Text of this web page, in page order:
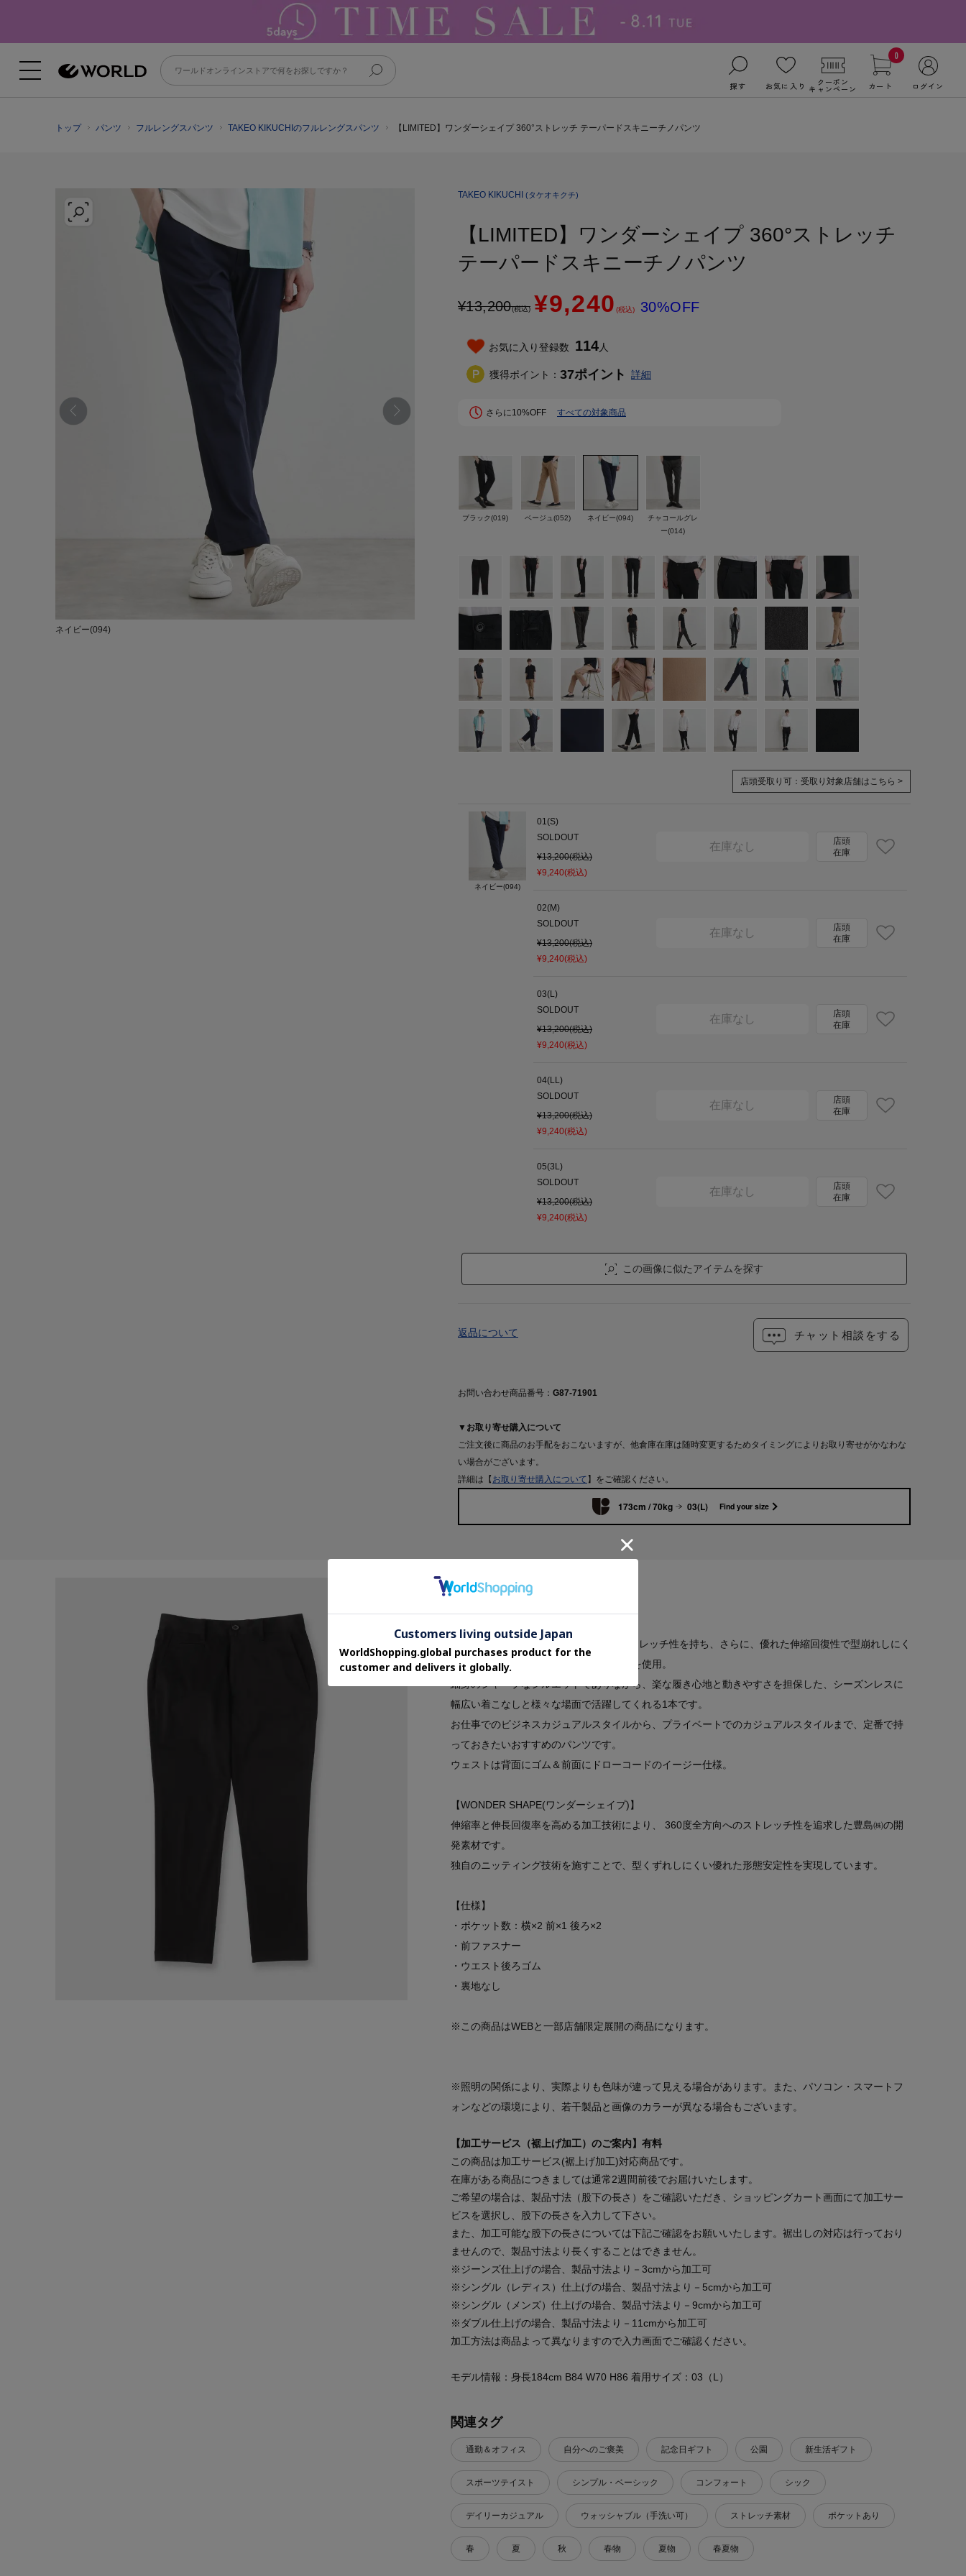
探す お気に入り クーポン
キャンペーン
0
カート ログイン
トップ パンツ フルレングスパンツ TAKEO KIKUCHIのフルレングスパンツ 【LIMITED】ワンダーシェイプ 360°ストレッチ テーパードスキニーチノパンツ
ネイビー(094)
TAKEO KIKUCHI (タケオキクチ)
【LIMITED】ワンダーシェイプ 360°ストレッチ
テーパードスキニーチノパンツ
¥13,200(税込) ¥9,240(税込) 30%OFF
お気に入り登録数 114人
獲得ポイント： 37ポイント 詳細
さらに10%OFF すべての対象商品
ブラック(019) ベージュ(052) ネイビー(094)
チャコールグレ
ー(014)
店頭受取り可： 受取り対象店舗はこちら >
ネイビー(094)
01(S)
SOLDOUT
¥13,200(税込)
¥9,240(税込)
在庫なし
店頭
在庫
02(M)
SOLDOUT
¥13,200(税込)
¥9,240(税込)
在庫なし
店頭
在庫
03(L)
SOLDOUT
¥13,200(税込)
¥9,240(税込)
在庫なし
店頭
在庫
04(LL)
SOLDOUT
¥13,200(税込)
¥9,240(税込)
在庫なし
店頭
在庫
05(3L)
SOLDOUT
¥13,200(税込)
¥9,240(税込)
在庫なし
店頭
在庫
この画像に似たアイテムを探す
チャット相談をする
返品について
お問い合わせ商品番号： G87-71901
▼お取り寄せ購入について
ご注文後に商品のお手配をおこないますが、他倉庫在庫は随時変更するためタイミングによりお取り寄せがかなわな
い場合がございます。
詳細は【 お取り寄せ購入について 】をご確認ください。
173cm / 70kg 03(L) Find your size
Features
縦・横・斜め360度伸縮する革新的なストレッチ性を持ち、さらに、優れた伸縮回復性で型崩れしにく
い、しっかりとした素材感のツイル素材を使用。
細身のシャープなシルエットでありながら、楽な履き心地と動きやすさを担保した、シーズンレスに
幅広い着こなしと様々な場面で活躍してくれる1本です。
お仕事でのビジネスカジュアルスタイルから、プライベートでのカジュアルスタイルまで、定番で持
っておきたいおすすめのパンツです。
ウェストは背面にゴム＆前面にドローコードのイージー仕様。
【WONDER SHAPE(ワンダーシェイプ)】
伸縮率と伸長回復率を高める加工技術により、 360度全方向へのストレッチ性を追求した豊島㈱の開
発素材です。
独自のニッティング技術を施すことで、型くずれしにくい優れた形態安定性を実現しています。
【仕様】
・ポケット数：横×2 前×1 後ろ×2
・前ファスナー
・ウエスト後ろゴム
・裏地なし
※この商品はWEBと一部店舗限定展開の商品になります。
※照明の関係により、実際よりも色味が違って見える場合があります。また、パソコン・スマートフ
ォンなどの環境により、若干製品と画像のカラーが異なる場合もございます。
【加工サービス（裾上げ加工）のご案内】有料
この商品は加工サービス(裾上げ加工)対応商品です。
在庫がある商品につきましては通常2週間前後でお届けいたします。
ご希望の場合は、製品寸法（股下の長さ）をご確認いただき、ショッピングカート画面にて加工サー
ビスを選択し、股下の長さを入力して下さい。
また、加工可能な股下の長さについては下記ご確認をお願いいたします。裾出しの対応は行っており
ませんので、製品寸法より長くすることはできません。
※ジーンズ仕上げの場合、製品寸法より－3cmから加工可
※シングル（レディス）仕上げの場合、製品寸法より－5cmから加工可
※シングル（メンズ）仕上げの場合、製品寸法より－9cmから加工可
※ダブル仕上げの場合、製品寸法より－11cmから加工可
加工方法は商品よって異なりますので入力画面でご確認ください。
モデル情報：身長184cm B84 W70 H86 着用サイズ：03（L）
関連タグ
通勤＆オフィス 自分へのご褒美 記念日ギフト 公園 新生活ギフト
スポーツテイスト シンプル・ベーシック コンフォート シック
デイリーカジュアル ウォッシャブル（手洗い可） ストレッチ素材 ポケットあり
春 夏 秋 春物 夏物 春夏物